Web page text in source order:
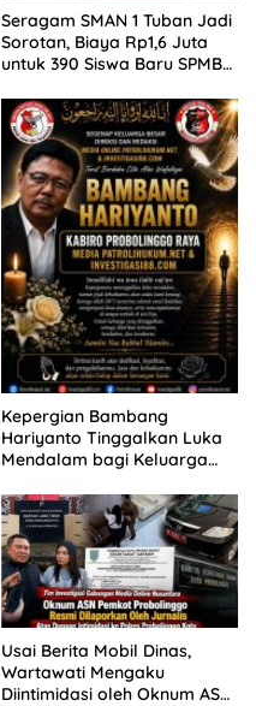
Seragam SMAN 1 Tuban Jadi
Sorotan, Biaya Rp1,6 Juta
untuk 390 Siswa Baru SPMB
Kepergian Bambang
Hariyanto Tinggalkan Luka
Mendalam bagi Keluarga
Usai Berita Mobil Dinas,
Wartawati Mengaku
Diintimidasi oleh Oknum ASN